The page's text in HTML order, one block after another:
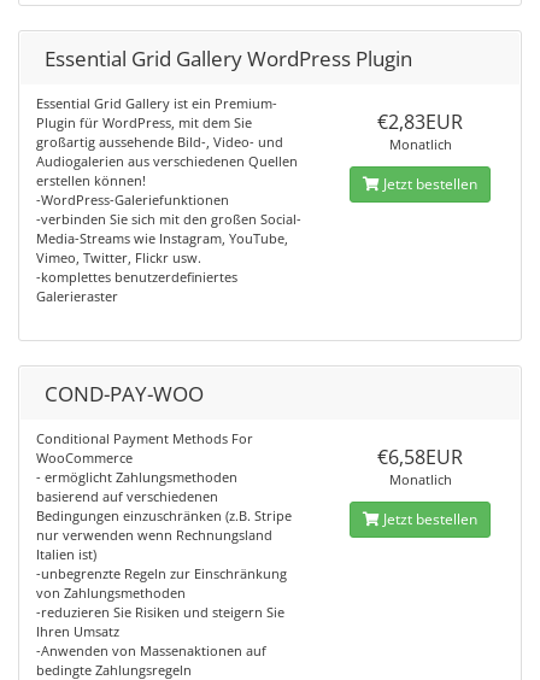
Essential Grid Gallery WordPress Plugin
Essential Grid Gallery ist ein Premium-
Plugin für WordPress, mit dem Sie
großartig aussehende Bild-, Video- und
Audiogalerien aus verschiedenen Quellen
erstellen können!
-WordPress-Galeriefunktionen
-verbinden Sie sich mit den großen Social-
Media-Streams wie Instagram, YouTube,
Vimeo, Twitter, Flickr usw.
-komplettes benutzerdefiniertes
Galerieraster
€2,83EUR
Monatlich
Jetzt bestellen
COND-PAY-WOO
Conditional Payment Methods For
WooCommerce
- ermöglicht Zahlungsmethoden
basierend auf verschiedenen
Bedingungen einzuschränken (z.B. Stripe
nur verwenden wenn Rechnungsland
Italien ist)
-unbegrenzte Regeln zur Einschränkung
von Zahlungsmethoden
-reduzieren Sie Risiken und steigern Sie
Ihren Umsatz
-Anwenden von Massenaktionen auf
bedingte Zahlungsregeln
€6,58EUR
Monatlich
Jetzt bestellen